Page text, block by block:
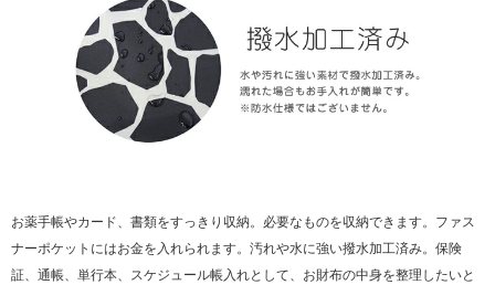
お薬手帳やカード、書類をすっきり収納。必要なものを収納できます。ファス
ナーポケットにはお金を入れられます。汚れや水に強い撥水加工済み。保険
証、通帳、単行本、スケジュール帳入れとして、お財布の中身を整理したいと